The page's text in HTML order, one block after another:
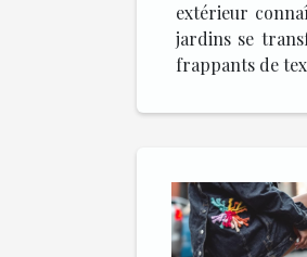
extérieur
jardins se
frappants de